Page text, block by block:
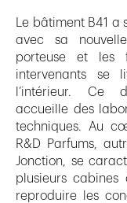
Le bâtiment B41
avec sa
porteuse et les
intervenants se
l’intérieur. Ce
accueille des
techniques. Au
R&D Parfums,
Jonction, se
plusieurs cabines
reproduire les